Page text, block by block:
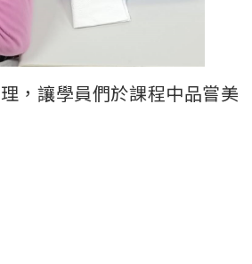
，讓學員們於課程中品嘗美